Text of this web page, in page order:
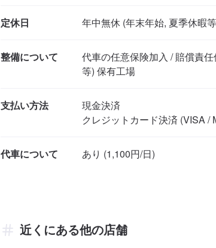
定休日 年中無休 (年末年始, 夏季休暇
整備について
代車の任意保険加入 / 賠償責
等) 保有工場
支払い方法
現金決済
クレジットカード決済 (VISA /
代車について
近くにある他の店舗